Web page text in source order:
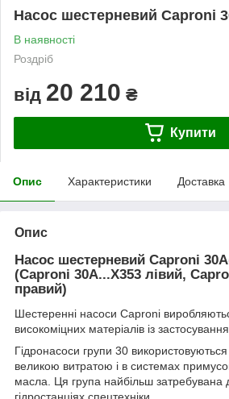
Насос шестерневий Caproni
В наявності
Роздріб
від 20 210 ₴
Купити
Опис Характеристики Доставка
Опис
Насос шестерневий Caproni
(Caproni 30A...X353 лівий,
правий)
Шестеренні насоси Caproni
високоміцних матеріалів із
Гідронасоси групи 30
великою витратою і в системах
масла. Ця група найбільш затребувана
гідростанціях спецтехніки.